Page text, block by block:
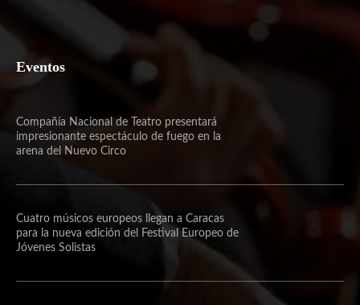
Eventos
Compañía Nacional de Teatro presentará
impresionante espectáculo de fuego en la
arena del Nuevo Circo
Cuatro músicos europeos llegan a Caracas
para la nueva edición del Festival Europeo de
Jóvenes Solistas